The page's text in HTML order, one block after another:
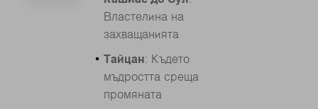
Властелина на
захващанията
Тайцан: Където
мъдростта среща
промяната